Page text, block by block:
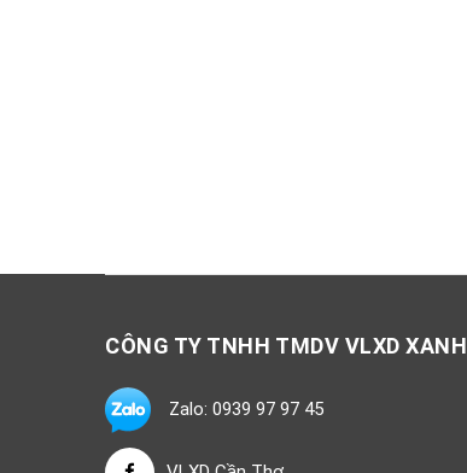
CÔNG TY TNHH TMDV VLXD XANH
Zalo: 0939 97 97 45